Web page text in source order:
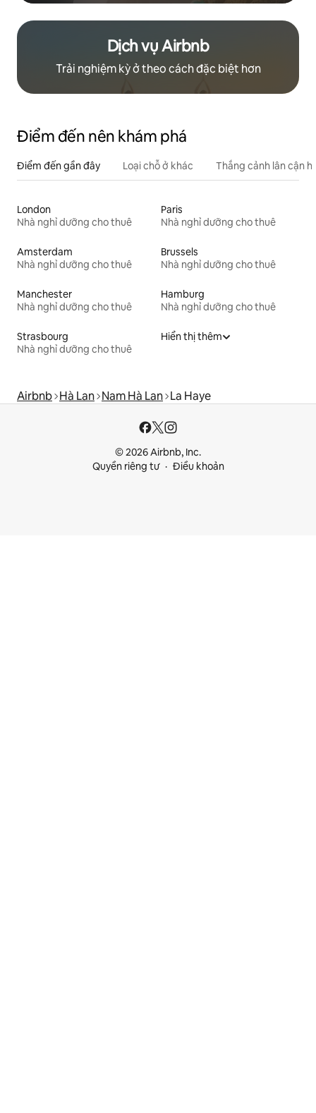
Dịch vụ Airbnb
Trải nghiệm kỳ ở theo cách đặc biệt hơn
Điểm đến nên khám phá
Điểm đến gần đây Loại chỗ ở khác Thắng cảnh lân cận
London
Nhà nghỉ dưỡng cho thuê
Paris
Nhà nghỉ dưỡng cho thuê
Amsterdam
Nhà nghỉ dưỡng cho thuê
Brussels
Nhà nghỉ dưỡng cho thuê
Manchester
Nhà nghỉ dưỡng cho thuê
Hamburg
Nhà nghỉ dưỡng cho thuê
Strasbourg
Nhà nghỉ dưỡng cho thuê
Hiển thị thêm
Airbnb Hà Lan Nam Hà Lan La Haye
© 2026 Airbnb, Inc.
Quyền riêng tư
Điều khoản